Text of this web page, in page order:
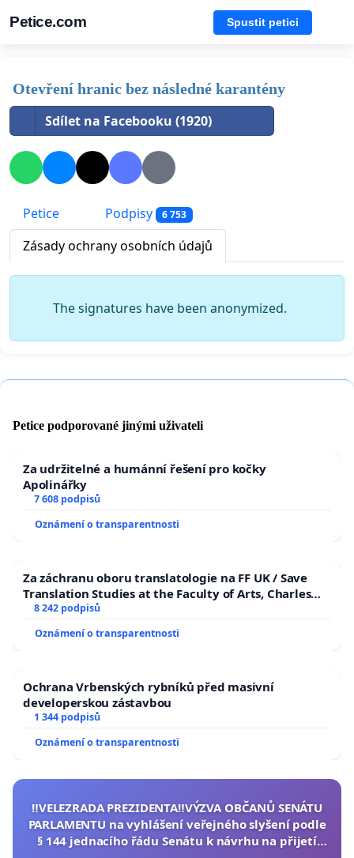
Petice.com Spustit petici
Otevření hranic bez následné karantény
Sdílet na Facebooku (1920)
Petice Podpisy 6 753
Zásady ochrany osobních údajů
The signatures have been anonymized.
Petice podporované jinými uživateli
Za udržitelné a humánní řešení pro kočky
Apolinářky
7 608 podpisů
Oznámení o transparentnosti
Za záchranu oboru translatologie na FF UK / Save
Translation Studies at the Faculty of Arts, Charles
University
8 242 podpisů
Oznámení o transparentnosti
Ochrana Vrbenských rybníků před masivní
developerskou zástavbou
1 344 podpisů
Oznámení o transparentnosti
‼️VELEZRADA PREZIDENTA‼️VÝZVA OBČANŮ SENÁTU
PARLAMENTU na vyhlášení veřejného slyšení podle
§ 144 jednacího řádu Senátu k návrhu na přijetí